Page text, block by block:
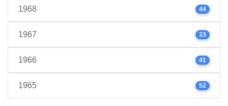
1968 44
1967 33
1966 41
1965 52